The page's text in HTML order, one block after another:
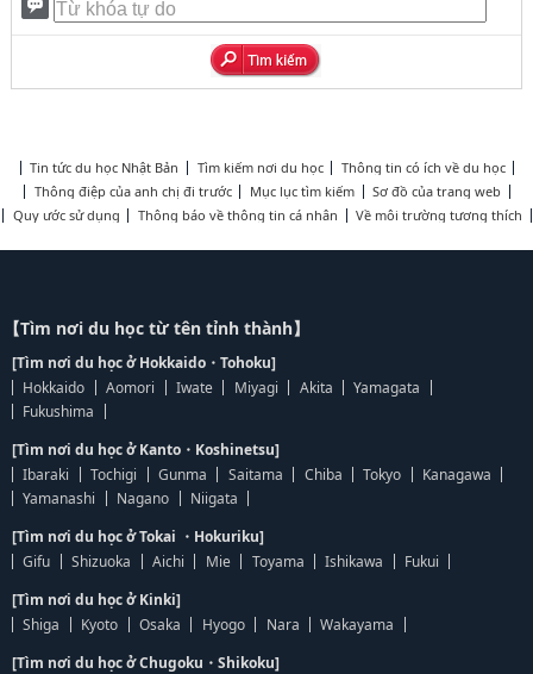
Tin tức du học Nhật Bản Tìm kiếm nơi du học
Thông tin có ích về du học
Thông điệp của anh chị đi trước
Mục lục tìm kiếm
Sơ đồ của trang web
Quy ước sử dụng
Thông báo về thông tin cá nhân Về môi trường tương thích
【Tìm nơi du học từ tên tỉnh thành】
[Tìm nơi du học ở Hokkaido・Tohoku]
Hokkaido
Aomori Iwate Miyagi Akita
Yamagata
Fukushima
[Tìm nơi du học ở Kanto・Koshinetsu]
Ibaraki
Tochigi Gunma Saitama Chiba Tokyo
Kanagawa
Yamanashi
Nagano
Niigata
[Tìm nơi du học ở Tokai ・Hokuriku]
Gifu
Shizuoka Aichi Mie Toyama Ishikawa
Fukui
[Tìm nơi du học ở Kinki]
Shiga
Kyoto Osaka Hyogo Nara
Wakayama
[Tìm nơi du học ở Chugoku・Shikoku]